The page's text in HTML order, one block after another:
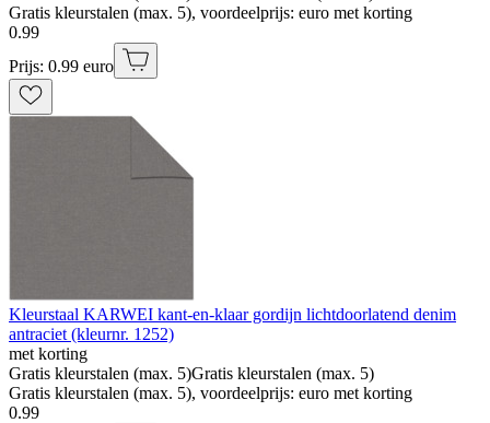
Gratis kleurstalen (max. 5), voordeelprijs: euro met korting
0.99
Prijs: 0.99 euro
Kleurstaal KARWEI kant-en-klaar gordijn lichtdoorlatend denim
antraciet (kleurnr. 1252)
met korting
Gratis kleurstalen (max. 5)Gratis kleurstalen (max. 5)
Gratis kleurstalen (max. 5), voordeelprijs: euro met korting
0.99